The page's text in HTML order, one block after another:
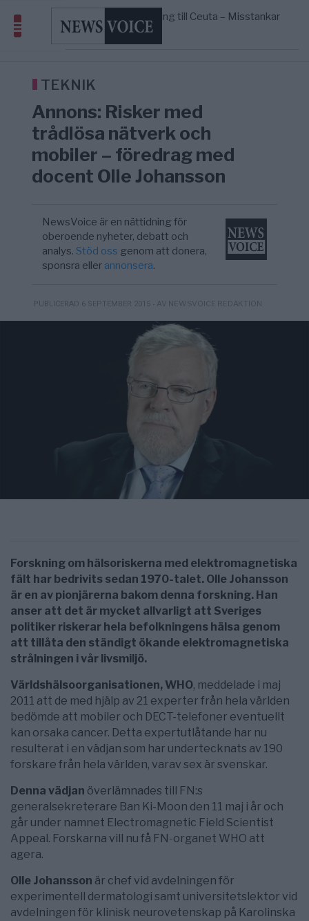
3/8
Massiv anstormning till Ceuta – Misstankar
om amerikansk påverkan
MIDDLE EAST
Pentagon: US Capacity to Fight Iran is
borde avgöra all utrikespolitik
TEKNIK
Annons: Risker med
trådlösa nätverk och
mobiler – föredrag med
docent Olle Johansson
NewsVoice är en nättidning för
oberoende nyheter, debatt och
analys.Stöd oss genom att donera,
sponsra eller annonsera.
PUBLICERAD 6 SEPTEMBER 2015 - AV NEWSVOICE REDAKTION
Forskning om hälsoriskerna med elektromagnetiska
fält har bedrivits sedan 1970-talet. Olle Johansson
är en av pionjärerna bakom denna forskning. Han
anser att det är mycket allvarligt att Sveriges
politiker riskerar hela befolkningens hälsa genom
att tillåta den ständigt ökande elektromagnetiska
strålningen i vår livsmiljö.
Världshälsoorganisationen, WHO, meddelade i maj
2011 att de med hjälp av 21 experter från hela världen
bedömde att mobiler och DECT-telefoner eventuellt
kan orsaka cancer. Detta expertutlåtande har nu
resulterat i en vädjan som har undertecknats av 190
forskare från hela världen, varav sex är svenskar.
Denna vädjan överlämnades till FN:s
generalsekreterare Ban Ki-Moon den 11 maj i år och
går under namnet Electromagnetic Field Scientist
Appeal. Forskarna vill nu få FN-organet WHO att
agera.
Olle Johansson är chef vid avdelningen för
experimentell dermatologi samt universitetslektor vid
avdelningen för klinisk neurovetenskap på Karolinska